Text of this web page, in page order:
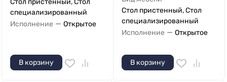
Стол пристенный, Стол
специализированный
Исполнение — Открытое
В корзину
Стол пристенный, Стол
специализированный
Исполнение — Открытое
В корзину